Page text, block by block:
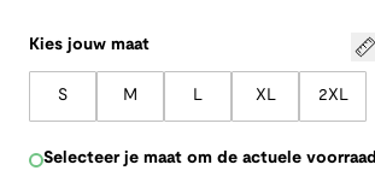
Kies jouw maat
S M L XL 2XL
Selecteer je maat om de actuele